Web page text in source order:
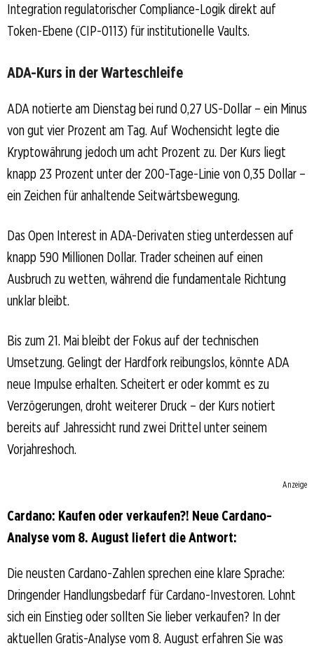
Integration regulatorischer Compliance-Logik direkt auf
Token-Ebene (CIP-0113) für institutionelle Vaults.
ADA-Kurs in der Warteschleife
ADA notierte am Dienstag bei rund 0,27 US-Dollar – ein Minus
von gut vier Prozent am Tag. Auf Wochensicht legte die
Kryptowährung jedoch um acht Prozent zu. Der Kurs liegt
knapp 23 Prozent unter der 200-Tage-Linie von 0,35 Dollar –
ein Zeichen für anhaltende Seitwärtsbewegung.
Das Open Interest in ADA-Derivaten stieg unterdessen auf
knapp 590 Millionen Dollar. Trader scheinen auf einen
Ausbruch zu wetten, während die fundamentale Richtung
unklar bleibt.
Bis zum 21. Mai bleibt der Fokus auf der technischen
Umsetzung. Gelingt der Hardfork reibungslos, könnte ADA
neue Impulse erhalten. Scheitert er oder kommt es zu
Verzögerungen, droht weiterer Druck – der Kurs notiert
bereits auf Jahressicht rund zwei Drittel unter seinem
Vorjahreshoch.
Anzeige
Cardano: Kaufen oder verkaufen?! Neue Cardano-
Analyse vom 8. August liefert die Antwort:
Die neusten Cardano-Zahlen sprechen eine klare Sprache:
Dringender Handlungsbedarf für Cardano-Investoren. Lohnt
sich ein Einstieg oder sollten Sie lieber verkaufen? In der
aktuellen Gratis-Analyse vom 8. August erfahren Sie was